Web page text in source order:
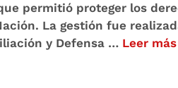
permitió proteger los
La gestión fue
y Defensa … Leer más